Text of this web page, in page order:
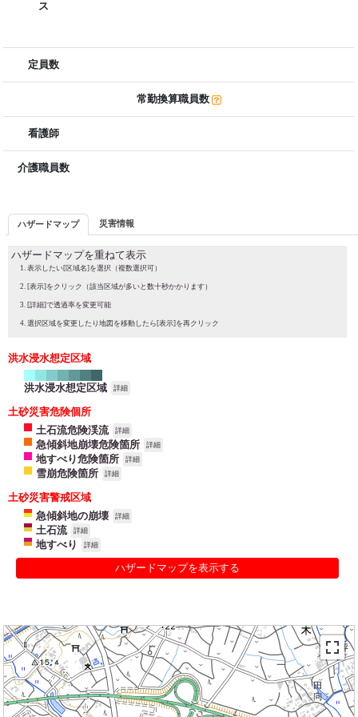
ス
定員数
常勤換算職員数
看護師
介護職員数
ハザードマップ 災害情報
ハザードマップを重ねて表示
表示したい[区域名]を選択（複数選択可）
[表示]をクリック（該当区域が多いと数十秒かかります）
[詳細]で透過率を変更可能
選択区域を変更したり地図を移動したら[表示]を再クリック
洪水浸水想定区域
洪水浸水想定区域 詳細
土砂災害危険個所
土石流危険渓流
詳細
急傾斜地崩壊危険箇所 詳細
地すべり危険箇所 詳細
雪崩危険箇所 詳細
土砂災害警戒区域
急傾斜地の崩壊
詳細
土石流 詳細
地すべり 詳細
ハザードマップを表示する